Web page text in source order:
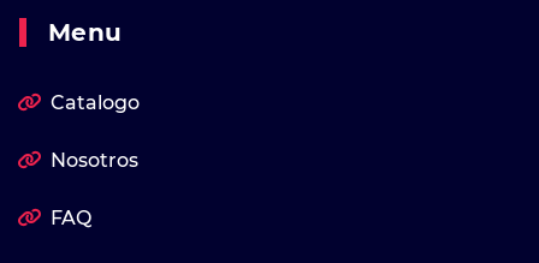
Menu
Catalogo
Nosotros
FAQ